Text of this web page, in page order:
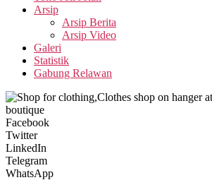
Arsip
Arsip Berita
Arsip Video
Galeri
Statistik
Gabung Relawan
Facebook
Twitter
LinkedIn
Telegram
WhatsApp